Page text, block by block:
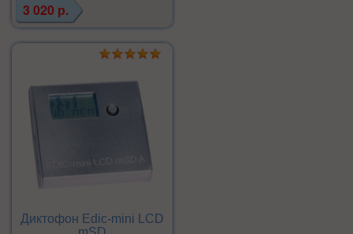
3 020 р.
Диктофон Edic-mini LCD